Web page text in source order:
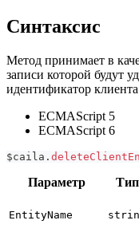
Синтаксис
Метод принимает в
записи которой будут
идентификатор клиента
ECMAScript 5
ECMAScript 6
$caila .
Параметр Тип
EntityName